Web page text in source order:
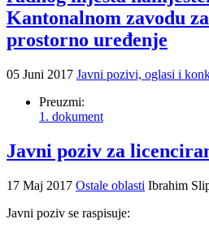
Kantonalnom zavodu
prostorno uređenje
05 Juni 2017 Javni pozivi, oglasi i
Preuzmi:
1. dokument
Javni poziv za
17 Maj 2017 Ostale oblasti Ibrahim
Javni poziv se raspisuje: